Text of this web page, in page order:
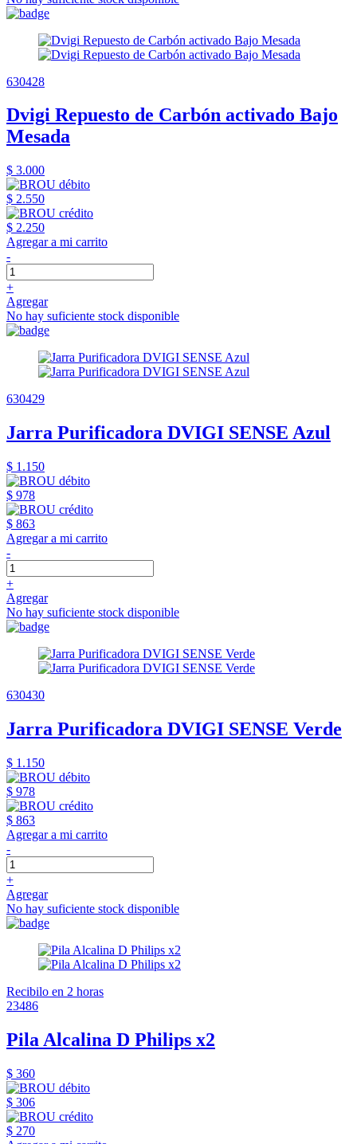
630428
Dvigi Repuesto de Carbón activado Bajo
Mesada
$ 3.000
$ 2.550
$ 2.250
Agregar a mi carrito
-
+
Agregar
No hay suficiente stock disponible
630429
Jarra Purificadora DVIGI SENSE Azul
$ 1.150
$ 978
$ 863
Agregar a mi carrito
-
+
Agregar
No hay suficiente stock disponible
630430
Jarra Purificadora DVIGI SENSE Verde
$ 1.150
$ 978
$ 863
Agregar a mi carrito
-
+
Agregar
No hay suficiente stock disponible
Recibilo en 2 horas
23486
Pila Alcalina D Philips x2
$ 360
$ 306
$ 270